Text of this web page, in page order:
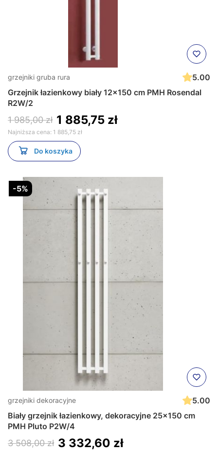
grzejniki gruba rura
5.00
Grzejnik łazienkowy biały 12x150 cm PMH Rosendal
R2W/2
1 985,00 zł 1 885,75 zł
Najniższa cena: 1 885,75 zł
Do koszyka
-5%
grzejniki dekoracyjne
5.00
Biały grzejnik łazienkowy, dekoracyjne 25x150 cm
PMH Pluto P2W/4
3 508,00 zł 3 332,60 zł